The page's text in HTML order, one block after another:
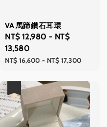
VA 馬蹄鑽石耳環
Sale
price
NT$ 12,980 - NT$
13,580
Regular
NT$ 16,600-NT$ 17,300